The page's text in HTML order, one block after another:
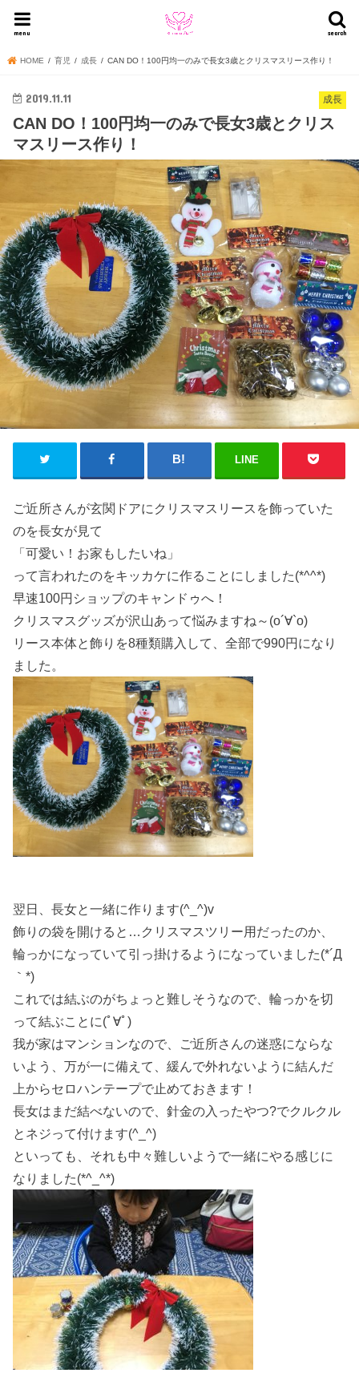
search
menu
HOME 育児 成長 CAN DO！100円均一のみで長女3歳とクリスマスリース作り！
成長
2019.11.11
CAN DO！100円均一のみで長女3歳とクリス
マスリース作り！
LINE
ご近所さんが玄関ドアにクリスマスリースを飾っていた
のを長女が見て
「可愛い！お家もしたいね」
って言われたのをキッカケに作ることにしました(*^^*)
早速100円ショップのキャンドゥへ！
クリスマスグッズが沢山あって悩みますね～(о´∀`о)
リース本体と飾りを8種類購入して、全部で990円になり
ました。
翌日、長女と一緒に作ります(^_^)v
飾りの袋を開けると…クリスマスツリー用だったのか、
輪っかになっていて引っ掛けるようになっていました(*´Д
｀*)
これでは結ぶのがちょっと難しそうなので、輪っかを切
って結ぶことに(ﾟ∀ﾟ)
我が家はマンションなので、ご近所さんの迷惑にならな
いよう、万が一に備えて、緩んで外れないように結んだ
上からセロハンテープで止めておきます！
長女はまだ結べないので、針金の入ったやつ?でクルクル
とネジって付けます(^_^)
といっても、それも中々難しいようで一緒にやる感じに
なりました(*^_^*)